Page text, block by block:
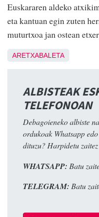
Euskararen aldeko
eta kantuan egin zuten
muturtxoa jan ostean
ARETXABALETA
ALBISTEAK
TELEFONOAN
Debagoieneko albiste
ordukoak Whatsapp
dituzu? Harpidetu
WHATSAPP: Batu
TELEGRAM: Batu